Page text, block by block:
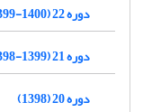
دوره 22 (1400-1399)
دوره 21 (1399-1398)
دوره 20 (1398)